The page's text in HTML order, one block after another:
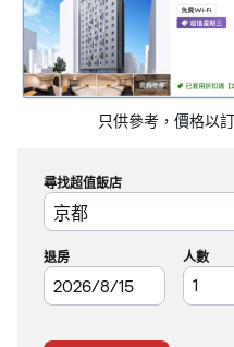
只供參考，價格以